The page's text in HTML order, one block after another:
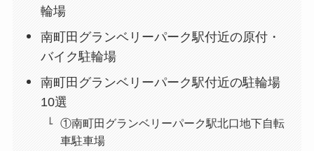
輪場
南町田グランベリーパーク駅付近の原付・
バイク駐輪場
南町田グランベリーパーク駅付近の駐輪場
10選
①南町田グランベリーパーク駅北口地下自転
車駐車場